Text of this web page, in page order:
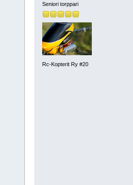
Seniori torppari
Rc-Kopterit Ry #20